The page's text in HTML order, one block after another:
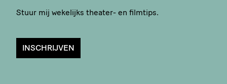
Stuur mij wekelijks theater- en filmtips.
INSCHRIJVEN